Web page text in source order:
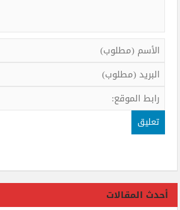
أحدث المقالات